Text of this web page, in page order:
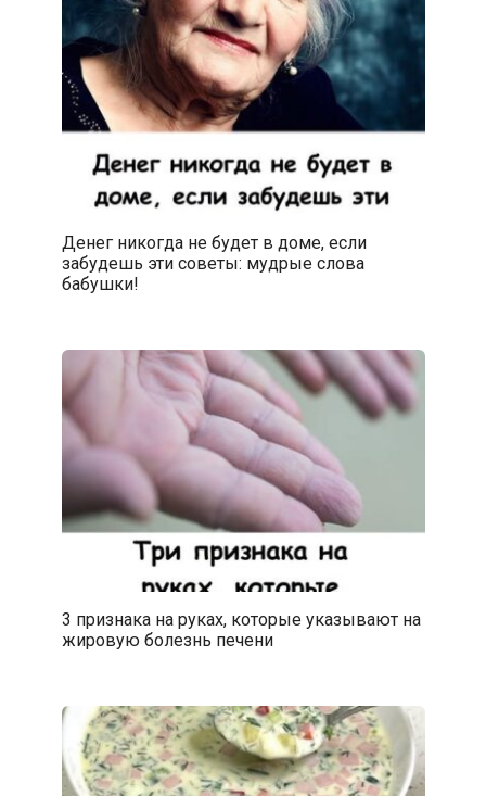
Денег никогда не будет в доме, если
забудешь эти советы: мудрые слова
бабушки!
3 признака на руках, которые указывают на
жировую болезнь печени